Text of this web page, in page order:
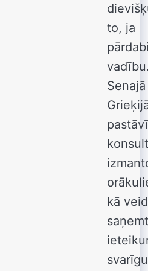
to, ja
Senajā
kā
svarīgu